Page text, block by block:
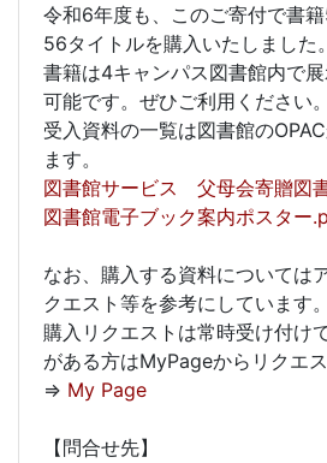
令和6年度も、このご寄付で書
56タイトルを購入いたしました。
書籍は4キャンパス図書館内で
可能です。ぜひご利用ください。
受入資料の一覧は図書館の
ます。
図書館サービス 父母会寄贈図
図書館電子ブック案内ポスター
なお、購入する資料については
クエスト等を参考にしています。
購入リクエストは常時受け付け
がある方はMyPageからリクエ
⇒ My Page
【問合せ先】